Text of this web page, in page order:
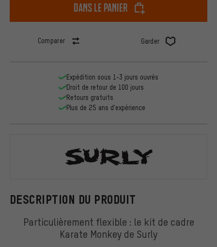
dans le panier
Comparer Garder
DESCRIPTION DU PRODUIT
Particulièrement flexible : le kit de cadre
Karate Monkey de Surly
Expédition sous 1-3 jours ouvrés
Droit de retour de 100 jours
Retours gratuits
Plus de 25 ans d'expérience